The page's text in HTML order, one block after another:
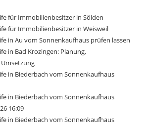
für Immobilienbesitzer in Sölden
für Immobilienbesitzer in Weisweil
in Au vom Sonnenkaufhaus prüfen lassen
in Bad Krozingen: Planung,
in Biederbach vom Sonnenkaufhaus
in Biederbach vom Sonnenkaufhaus
16:09
in Biederbach vom Sonnenkaufhaus